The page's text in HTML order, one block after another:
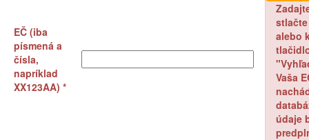
EČ (iba
písmená a
čísla,
napríklad
XX123AA) *
stlačte
alebo
Vaša
údaje